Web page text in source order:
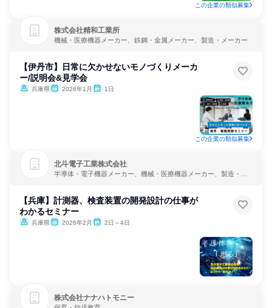
この企業の類似募集
株式会社精和工業所
機械・医療機器メーカー、鉄鋼・金属メーカー、製造・メーカー
【伊丹市】日常に欠かせないモノづくりメーカ
ー/説明会&見学会
兵庫県 2026年1月 1日
この企業の類似募集
北斗電子工業株式会社
半導体・電子機器メーカー、機械・医療機器メーカー、製造・メ
【兵庫】計測器、検査装置の開発設計の仕事が
わかるセミナー
兵庫県 2026年2月 2日～4日
株式会社ナナハトモニー